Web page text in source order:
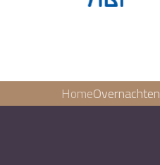
HomeOvernachten